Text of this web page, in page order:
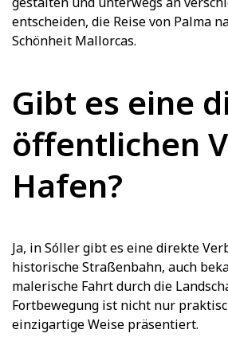
entscheiden, die Reise von Palma
Schönheit Mallorcas.
Gibt es eine
öffentlichen
Hafen?
Ja, in Sóller gibt es eine direkte
historische Straßenbahn, auch
malerische Fahrt durch die
Fortbewegung ist nicht nur
einzigartige Weise präsentiert.